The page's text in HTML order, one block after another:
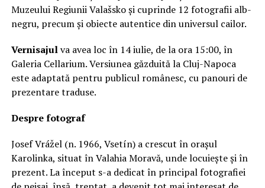
Muzeului Regiunii Valašsko și cuprinde 12 fotografii alb-
negru, precum și obiecte autentice din universul cailor.
Vernisajulva avea loc în 14 iulie, de la ora 15:00, în
Galeria Cellarium. Versiunea găzduită la Cluj-Napoca
este adaptată pentru publicul românesc, cu panouri de
prezentare traduse.
Despre fotograf
Josef Vrážel (n. 1966, Vsetín) a crescut în orașul
Karolinka, situat în Valahia Moravă, unde locuiește și în
prezent. La început s-a dedicat în principal fotografiei